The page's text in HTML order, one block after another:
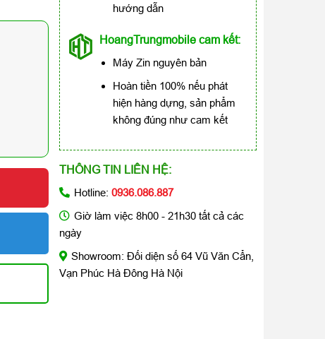
hướng dẫn
HoangTrungmobile cam kết:
Máy Zin nguyên bản
Hoàn tiền 100% nếu phát
hiện hàng dựng, sản phẩm
không đúng như cam kết
THÔNG TIN LIÊN HỆ:
Hotline: 0936.086.887
Giờ làm việc 8h00 - 21h30 tất cả các
ngày
Showroom: Đối diện số 64 Vũ Văn Cẩn,
Vạn Phúc Hà Đông Hà Nội